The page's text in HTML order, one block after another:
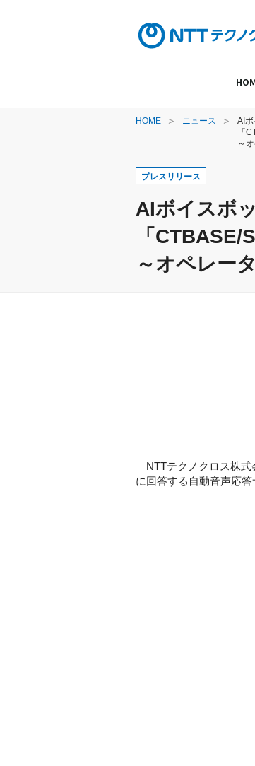
HOME ニュース
AI
「
～
プレスリリース
AIボイスボ
「
～オペレー
NTTテクノクロス株式
に回答する自動音声応